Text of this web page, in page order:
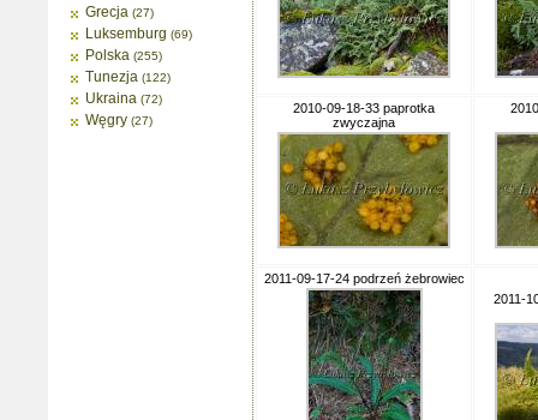
Grecja (27)
Luksemburg (69)
Polska (255)
Tunezja (122)
Ukraina (72)
Węgry (27)
2010-09-18-33 paprotka
zwyczajna
2011-09-17-24 podrzeń żebrowiec
2011-